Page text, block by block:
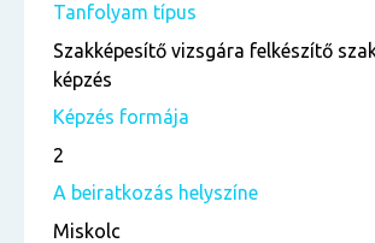
Tanfolyam típus
Szakképesítő vizsgára felkészítő
képzés
Képzés formája
2
A beiratkozás helyszíne
Miskolc